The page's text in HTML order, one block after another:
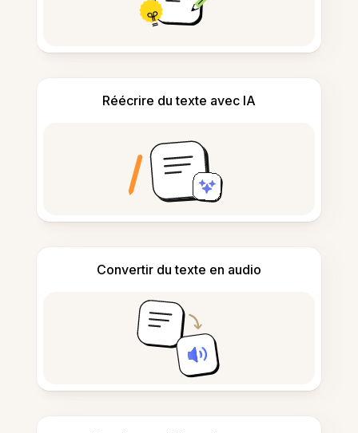
Réécrire du texte avec IA
Convertir du texte en audio